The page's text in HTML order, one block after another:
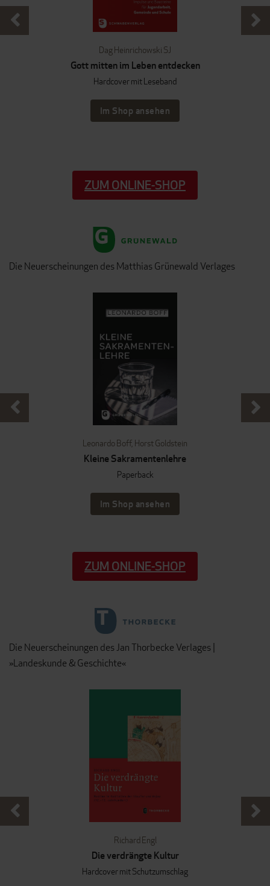
Dag Heinrichowski SJ
Gott mitten im Leben entdecken
Hardcover mit Leseband
Im Shop ansehen
ZUM ONLINE-SHOP
Die Neuerscheinungen des Matthias Grünewald Verlages
Leonardo Boff, Horst Goldstein
Kleine Sakramentenlehre
Paperback
Im Shop ansehen
ZUM ONLINE-SHOP
Die Neuerscheinungen des Jan Thorbecke Verlages |
»Landeskunde & Geschichte«
Richard Engl
Die verdrängte Kultur
Hardcover mit Schutzumschlag